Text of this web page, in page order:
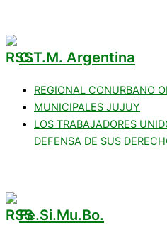
C.T.M. Argentina
REGIONAL CONURBANO
MUNICIPALES JUJUY
LOS TRABAJADORES
DEFENSA DE SUS
Fe.Si.Mu.Bo.